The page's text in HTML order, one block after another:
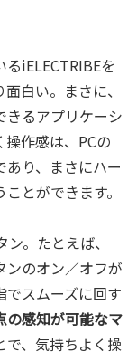
iELECTRIBEを
白い。まさに、
きるアプリケーシ
作感は、PCの
り、まさにハー
とができます。
。たとえば、
ンのオン／オフが
スムーズに回す
の感知が可能なマ
で、気持ちよく操